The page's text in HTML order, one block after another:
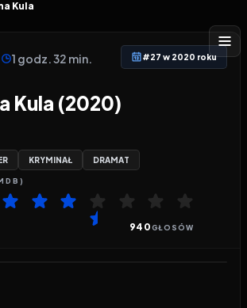
Kula
1 godz. 32 min. #27 w 2020 roku
Kula (2020)
KRYMINAŁ DRAMAT
940GŁOSÓW